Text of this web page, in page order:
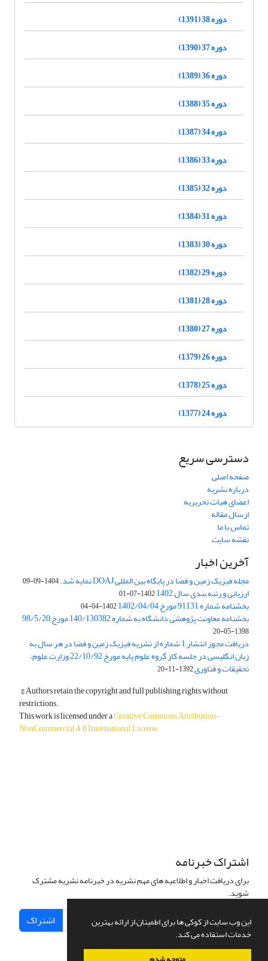
این وب سایت از کوکی ها برای اطمینان از ارائه بهترین
خدمات استفاده می کند.
دوره 38 (1391)
دوره 37 (1390)
دوره 36 (1389)
دوره 35 (1388)
دوره 34 (1387)
دوره 33 (1386)
دوره 32 (1385)
دوره 31 (1384)
دوره 30 (1383)
دوره 29 (1382)
دوره 28 (1381)
دوره 27 (1380)
دوره 26 (1379)
دوره 25 (1378)
دوره 24 (1377)
دسترسی سریع
صفحه اصلی
درباره نشریه
اعضای هیات تحریریه
ارسال مقاله
تماس با ما
نقشه سایت
آخرین اخبار
مجله فیزیک زمین و فضا در پایگاه بین المللی DOAJ نمایه شد. 1404-09-09
ارزیابی و رتبه بندی سال 1402 1402-07-01
بخشنامه شماره 91131 مورخ 1402/04/04 1402-04-04
بخشنامه معاونت پژوهشی دانشگاه به شماره 140/130382 مورخ 98/5/20
1398-05-20
دریافت مجوز انتشار 1 شماره از نشریه فیزیک زمین و فضا در هر سال به
زبان انگلیسی در جلسه کار گروه علوم پایه مورخ 22/10/92 وزارت علوم،
تحقیقات و فناوری1392-11-20
© Authors retain the copyright and full publishing rights without
restrictions.
This work is licensed under aCreative Commons Attribution-
NonCommercial 4.0 International License.
اشتراک خبرنامه
برای دریافت اخبار و اطلاعیه های مهم نشریه در خبرنامه نشریه مشترک
شوید.
اشتراک